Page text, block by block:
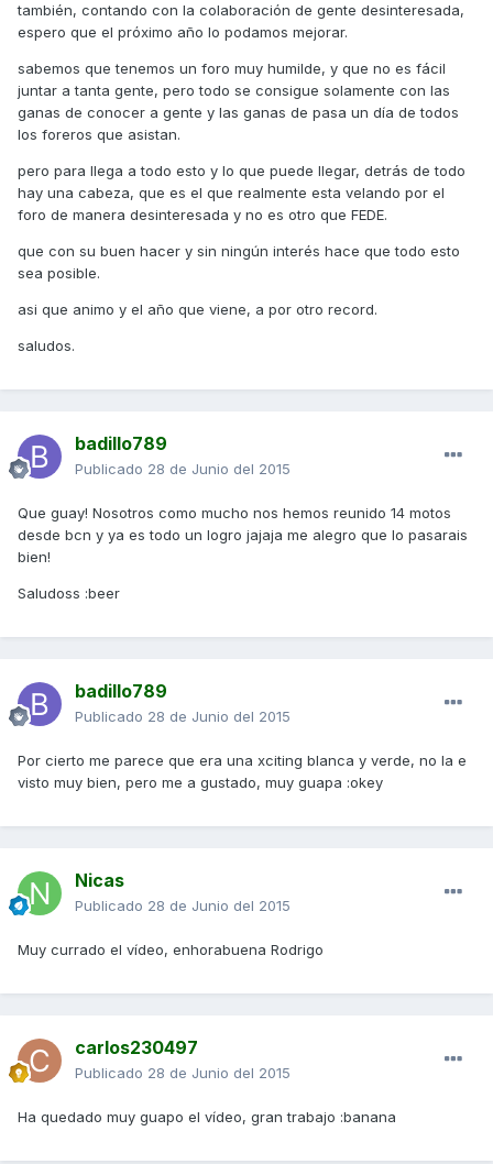
también, contando con la colaboración de gente desinteresada,
espero que el próximo año lo podamos mejorar.
sabemos que tenemos un foro muy humilde, y que no es fácil
juntar a tanta gente, pero todo se consigue solamente con las
ganas de conocer a gente y las ganas de pasa un día de todos
los foreros que asistan.
pero para llega a todo esto y lo que puede llegar, detrás de todo
hay una cabeza, que es el que realmente esta velando por el
foro de manera desinteresada y no es otro que FEDE.
que con su buen hacer y sin ningún interés hace que todo esto
sea posible.
asi que animo y el año que viene, a por otro record.
saludos.
badillo789
Publicado 28 de Junio del 2015
Que guay! Nosotros como mucho nos hemos reunido 14 motos
desde bcn y ya es todo un logro jajaja me alegro que lo pasarais
bien!
Saludoss :beer
badillo789
Publicado 28 de Junio del 2015
Por cierto me parece que era una xciting blanca y verde, no la e
visto muy bien, pero me a gustado, muy guapa :okey
Nicas
Publicado 28 de Junio del 2015
Muy currado el vídeo, enhorabuena Rodrigo
carlos230497
Publicado 28 de Junio del 2015
Ha quedado muy guapo el vídeo, gran trabajo :banana